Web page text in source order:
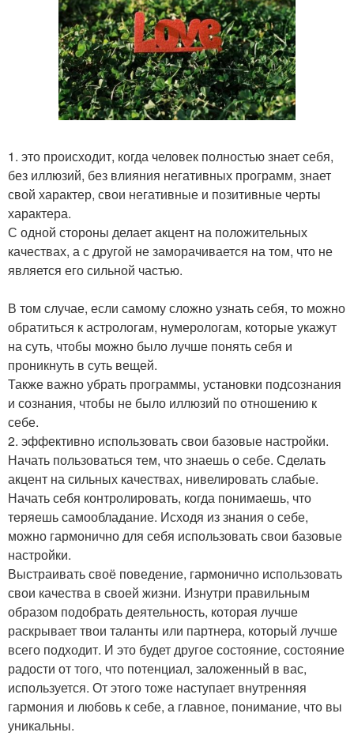
1. это происходит, когда человек полностью знает себя,
без иллюзий, без влияния негативных программ, знает
свой характер, свои негативные и позитивные черты
характера.
С одной стороны делает акцент на положительных
качествах, а с другой не заморачивается на том, что не
является его сильной частью.
В том случае, если самому сложно узнать себя, то можно
обратиться к астрологам, нумерологам, которые укажут
на суть, чтобы можно было лучше понять себя и
проникнуть в суть вещей.
Также важно убрать программы, установки подсознания
и сознания, чтобы не было иллюзий по отношению к
себе.
2. эффективно использовать свои базовые настройки.
Начать пользоваться тем, что знаешь о себе. Сделать
акцент на сильных качествах, нивелировать слабые.
Начать себя контролировать, когда понимаешь, что
теряешь самообладание. Исходя из знания о себе,
можно гармонично для себя использовать свои базовые
настройки.
Выстраивать своё поведение, гармонично использовать
свои качества в своей жизни. Изнутри правильным
образом подобрать деятельность, которая лучше
раскрывает твои таланты или партнера, который лучше
всего подходит. И это будет другое состояние, состояние
радости от того, что потенциал, заложенный в вас,
используется. От этого тоже наступает внутренняя
гармония и любовь к себе, а главное, понимание, что вы
уникальны.